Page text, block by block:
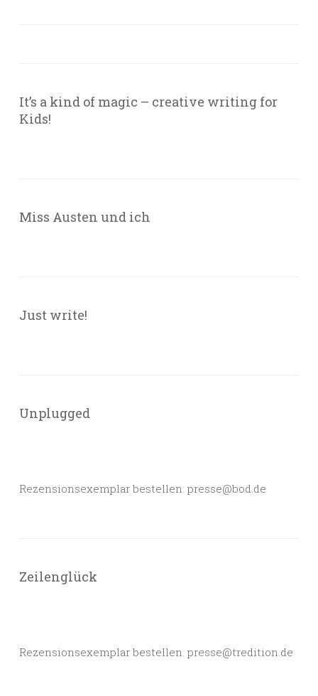
It’s a kind of magic – creative writing for
Kids!
Miss Austen und ich
Just write!
Unplugged
Rezensionsexemplar bestellen: presse@bod.de
Zeilenglück
Rezensionsexemplar bestellen: presse@tredition.de